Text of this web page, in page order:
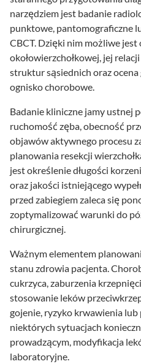
narzędziem jest badanie
punktowe, pantomograficzne
CBCT. Dzięki nim możliwe jest
okołowierzchołkowej, jej
struktur sąsiednich oraz
ognisko chorobowe.
Badanie kliniczne jamy ustnej
ruchomość zęba, obecność
objawów aktywnego procesu
planowania resekcji
jest określenie długości
oraz jakości istniejącego
przed zabiegiem zaleca się
zoptymalizować warunki do
chirurgicznej.
Ważnym elementem
stanu zdrowia pacjenta.
cukrzyca, zaburzenia
stosowanie leków
gojenie, ryzyko krwawienia
niektórych sytuacjach
prowadzącym, modyfikacja
laboratoryjne.